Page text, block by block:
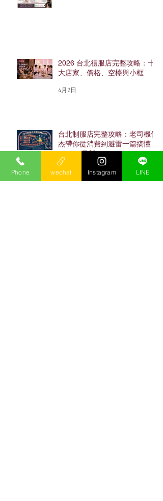
2026 台北禮服店完整攻略：十
大店家、價格、空檯與小框
4月2日
台北制服店完整攻略：老司機保
杰帶你從消費到避雷一篇搞懂
（2026最新）
4月2日
Phone wechat Instagram LINE